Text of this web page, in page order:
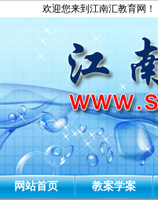
欢迎您来到江南汇教育网！
网站首页 教案学案